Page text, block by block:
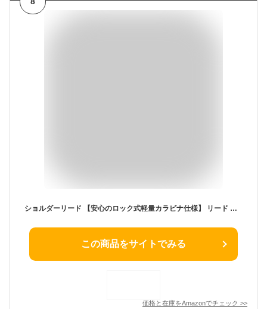
ショルダーリード 【安心のロック式軽量カラビナ仕様】 リード 犬 中型犬 小型犬 リード ショルダー 反射糸 散歩 両手が使える (M, ティールグリーン)
この商品をサイトでみる
価格と在庫をAmazonでチェック >>